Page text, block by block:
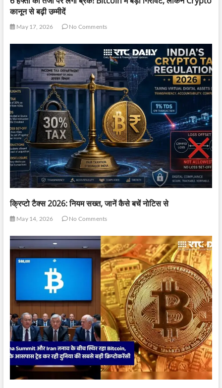
कानून से बढ़ी उम्मीदें
May 17, 2026 No Comments
क्रिप्टो टैक्स 2026: नियम सख्त, जानें कैसे बचें नोटिस से
May 14, 2026 No Comments